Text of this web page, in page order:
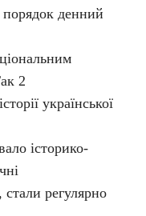
порядок денний
2
української
історико-
стали регулярно